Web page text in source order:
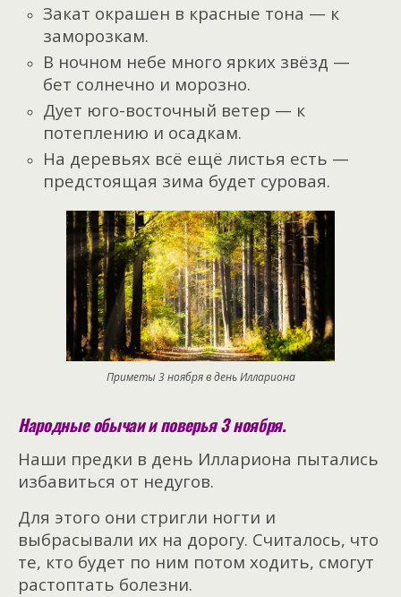
Закат окрашен в красные тона — к
заморозкам.
В ночном небе много ярких звёзд —
бет солнечно и морозно.
Дует юго-восточный ветер — к
потеплению и осадкам.
На деревьях всё ещё листья есть —
предстоящая зима будет суровая.
Приметы 3 ноября в день Иллариона
Народные обычаи и поверья 3 ноября.
Наши предки в день Иллариона пытались
избавиться от недугов.
Для этого они стригли ногти и
выбрасывали их на дорогу. Считалось, что
те, кто будет по ним потом ходить, смогут
растоптать болезни.